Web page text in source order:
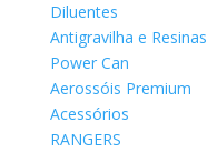
Diluentes
Antigravilha e Resinas
Power Can
Aerossóis Premium
Acessórios
RANGERS